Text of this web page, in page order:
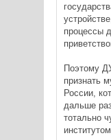
процессы
Поэтому
признать
России,
дальше
тотально